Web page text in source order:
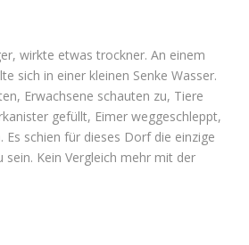
wirkte etwas trockner. An einem
sich in einer kleinen Senke Wasser.
Erwachsene schauten zu, Tiere
gefüllt, Eimer weggeschleppt,
Es schien für dieses Dorf die einzige
sein. Kein Vergleich mehr mit der